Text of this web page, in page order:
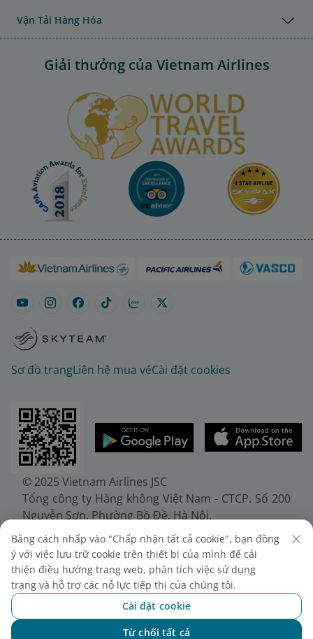
Vận Tải Hàng Hóa
Giải thưởng của Vietnam Airlines
Sơ đồ trangLiên hệ mua véCài đặt cookies
© 2025 Vietnam Airlines JSC
Tổng công ty Hàng không Việt Nam - CTCP. Số 200
Nguyễn Sơn, Phường Bồ Đề, Hà Nội.
Điện thoại: (+84-24) 38272289. Fax: (+84-24)
38722375
Giấy chứng nhận đăng ký doanh nghiệp, mã số
doanh nghiệp 0100107518, đăng ký lần đầu ngày
30/6/2010, đăng ký thay đổi lần thứ 10 ngày
24/7/2025, cấp bởi Sở Tài chính Thành phố Hà Nội.
Bằng cách nhấp vào "Chấp nhận tất cả cookie", bạn đồng
ý với việc lưu trữ cookie trên thiết bị của mình để cải
thiện điều hướng trang web, phân tích việc sử dụng
trang và hỗ trợ các nỗ lực tiếp thị của chúng tôi.
Cài đặt cookie
Từ chối tất cả